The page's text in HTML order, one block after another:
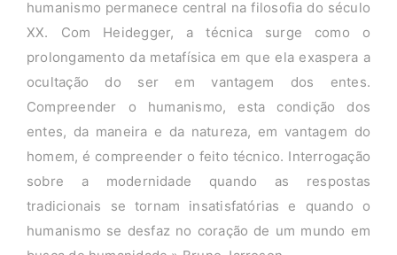
humanismo permanece central na filosofia do século
XX. Com Heidegger, a técnica surge como o
prolongamento da metafísica em que ela exaspera a
ocultação do ser em vantagem dos entes.
Compreender o humanismo, esta condição dos
entes, da maneira e da natureza, em vantagem do
homem, é compreender o feito técnico. Interrogação
sobre a modernidade quando as respostas
tradicionais se tornam insatisfatórias e quando o
humanismo se desfaz no coração de um mundo em